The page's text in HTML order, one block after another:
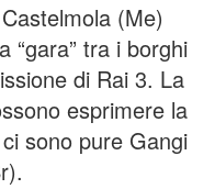
(Me)
“gara” tra i borghi
di Rai 3. La
esprimere la
sono pure Gangi